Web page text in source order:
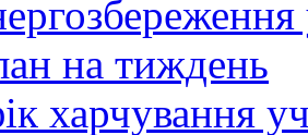
на тиждень
харчування